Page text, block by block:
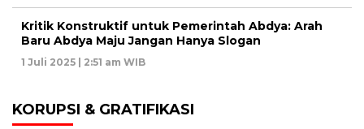
Kritik Konstruktif untuk Pemerintah Abdya: Arah
Baru Abdya Maju Jangan Hanya Slogan
1 Juli 2025 | 2:51 am WIB
KORUPSI & GRATIFIKASI